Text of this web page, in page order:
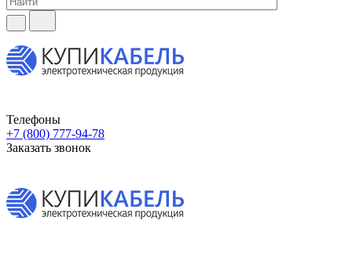
Телефоны
+7 (800) 777-94-78
Заказать звонок